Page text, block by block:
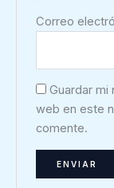
Correo
Guardar
web en este
comente.